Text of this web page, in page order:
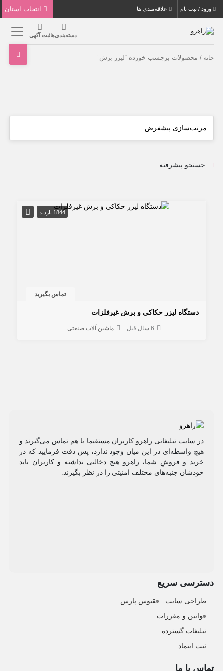
ورود / ثبت نام علاقه‌مندی ها
دسته‌بندی‌هاثبت آگهی
خانه / محصولات برچسب خورده “لیزر برش”
جستجو پیشرفته
1844 بازدید
تماس بگیرید
دستگاه لیزر حکاکی و برش غیرفلزات
6 سال قبل ماشین آلات صنعتی
در سایت تبلیغاتی راهرو کاربران مستقیما با هم تماس می‌گیرند و
هیچ واسطه‌ای در این میان وجود ندارد، پس دقت فرمایید که در
خرید و فروشِ شما، راهرو هیچ دخالتی نداشته و کاربران باید
خودشان جنبه‌های مختلف امنیتی را در نظر بگیرند.
دسترسی سریع
طراحی سایت :‌ ققنوس پارس
قوانین و مقررات
تبلیغات گسترده
ثبت اینماد
تماس با ما